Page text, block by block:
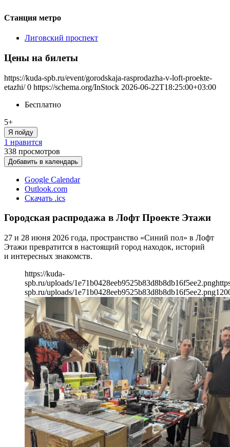
Станция метро
Лиговский проспект
Цены на билеты
https://kuda-spb.ru/event/gorodskaja-rasprodazha-v-loft-proekte-
etazhi/ 0 https://schema.org/InStock 2026-06-22T18:25:00+03:00
Бесплатно
5+
Я пойду
1 нравится
338 просмотров
Добавить в календарь
Google Calendar
Outlook.com
Скачать .ics
Городская распродажа в Лофт Проекте Этажи
27 и 28 июня 2026 года, пространство «Синий пол» в Лофт
Этажи превратится в настоящий город находок, историй
и интересных знакомств.
https://kuda-
spb.ru/uploads/1e71b0428eeb9525b83d8b8db16f5ee2.png
spb.ru/uploads/1e71b0428eeb9525b83d8b8db16f5ee2.png